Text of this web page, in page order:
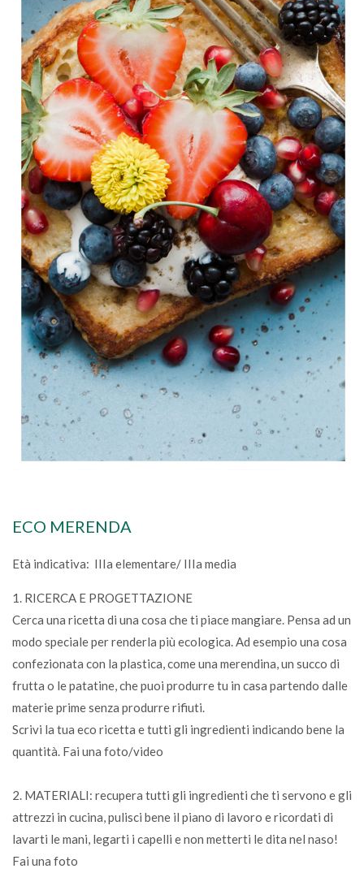
ECO MERENDA
Età indicativa: IIIa elementare/ IIIa media
1. RICERCA E PROGETTAZIONE
Cerca una ricetta di una cosa che ti piace mangiare. Pensa ad un
modo speciale per renderla più ecologica. Ad esempio una cosa
confezionata con la plastica, come una merendina, un succo di
frutta o le patatine, che puoi produrre tu in casa partendo dalle
materie prime senza produrre rifiuti.
Scrivi la tua eco ricetta e tutti gli ingredienti indicando bene la
quantità. Fai una foto/video
2. MATERIALI: recupera tutti gli ingredienti che ti servono e gli
attrezzi in cucina, pulisci bene il piano di lavoro e ricordati di
lavarti le mani, legarti i capelli e non metterti le dita nel naso!
Fai una foto